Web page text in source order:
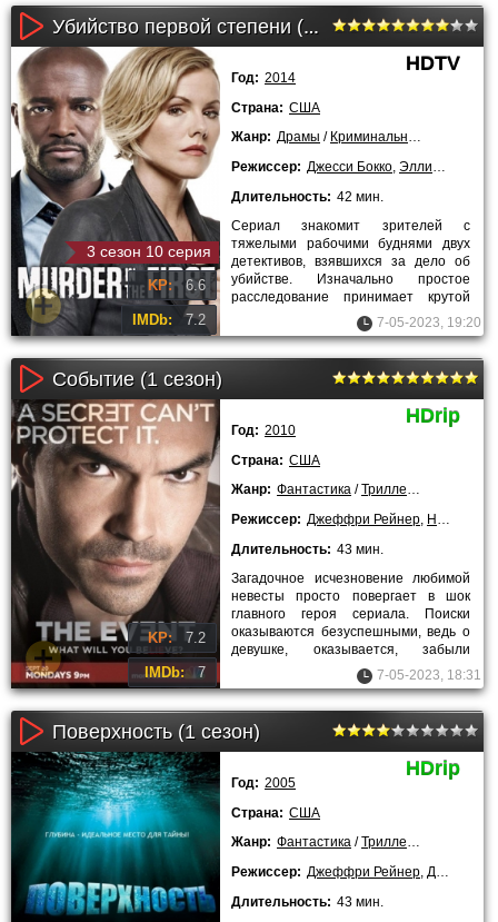
Убийство первой степени (1 сезон)
3 сезон 10 серия
KP: 6.6
IMDb: 7.2
HDTV
Год: 2014
Страна: США
Жанр: Драмы / Криминальные
Режиссер: Джесси Бокко, Эллисон Андерс
Длительность: 42 мин.
Сериал знакомит зрителей с
тяжелыми рабочими буднями двух
детективов, взявшихся за дело об
убийстве. Изначально простое
расследование принимает крутой
поворот, а с новыми фактами и
уликами
7-05-2023, 19:20
Событие (1 сезон)
KP: 7.2
IMDb: 7
HDrip
Год: 2010
Страна: США
Жанр: Фантастика /Триллеры
Режиссер: Джеффри Рейнер, Норберто Барба
Длительность: 43 мин.
Загадочное исчезновение любимой
невесты просто повергает в шок
главного героя сериала. Поиски
оказываются безуспешными, ведь о
девушке, оказывается, забыли
абсолютно все ее окружающие.
7-05-2023, 18:31
Поверхность (1 сезон)
HDrip
Год: 2005
Страна: США
Жанр: Фантастика /Триллеры
Режиссер: Джеффри Рейнер, Джон Беринг
Длительность: 43 мин.